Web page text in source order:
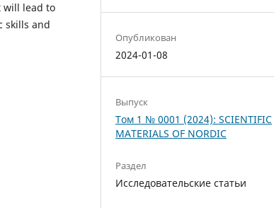
will lead to
skills and
Опубликован
2024-01-08
Выпуск
Том 1 № 0001 (2024): SCIENTIFIC
MATERIALS OF NORDIC
Раздел
Исследовательские статьи